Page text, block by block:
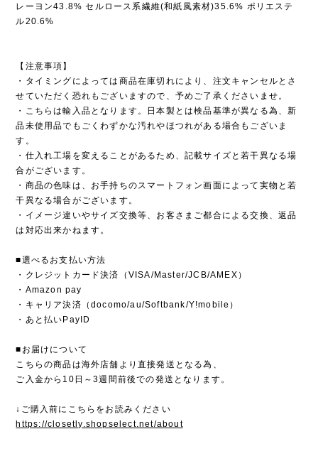
レーヨン43.8% セルロース系繊維(和紙風素材)35.6% ポリエステ
ル20.6%
【注意事項】
・タイミングによっては商品在庫切れにより、注文キャンセルとさ
せていただく恐れもございますので、予めご了承くださいませ。
・こちらは輸入品となります。日本製とは検品基準が異なる為、新
品未使用品でもごくわずかな汚れやほつれがある場合もございま
す。
・仕入れ工場を変えることがあるため、記載サイズと若干異なる場
合がございます。
・商品の色味は、お手持ちのスマートフォン画面によって実物と若
干異なる場合がございます。
・イメージ違いやサイズ交換等、お客さまご都合による交換、返品
は対応出来かねます。
■選べるお支払い方法
・クレジットカード決済（VISA/Master/JCB/AMEX）
・Amazon pay
・キャリア決済（docomo/au/Softbank/Y!mobile）
・あと払いPayID
■お届けについて
こちらの商品は海外店舗より直接発送となる為、
ご入金から10日～3週間前後での発送となります。
↓ご購入前にこちらをお読みください
https://closetly.shopselect.net/about